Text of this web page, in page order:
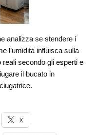
analizza se stendere i
l’umidità influisca sulla
secondo gli esperti e
il bucato in
X